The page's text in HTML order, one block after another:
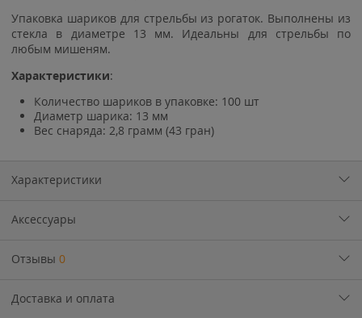
Упаковка шариков для стрельбы из рогаток. Выполнены из
стекла в диаметре 13 мм. Идеальны для стрельбы по
любым мишеням.
Характеристики:
Количество шариков в упаковке: 100 шт
Диаметр шарика: 13 мм
Вес снаряда: 2,8 грамм (43 гран)
Характеристики
Аксессуары
Отзывы 0
Доставка и оплата